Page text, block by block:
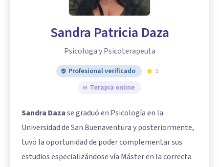
Sandra Patricia Daza
Psicologa y Psicoterapeuta
Profesional verificado
5
Terapia online
Sandra Dazase graduó en Psicología en la
Universidad de San Buenaventura y posteriormente,
tuvo la oportunidad de poder complementar sus
estudios especializándose vía Máster en la correcta